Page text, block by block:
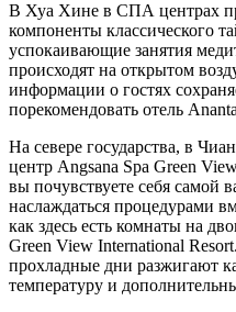
В Хуа Хине в СПА центрах
компоненты классического
успокаивающие занятия
происходят на открытом
информации о гостях
порекомендовать отель
На севере государства, в
центр Angsana Spa Green
вы почувствуете себя
наслаждаться процедурами
как здесь есть комнаты на
Green View International
прохладные дни разжигают
температуру и